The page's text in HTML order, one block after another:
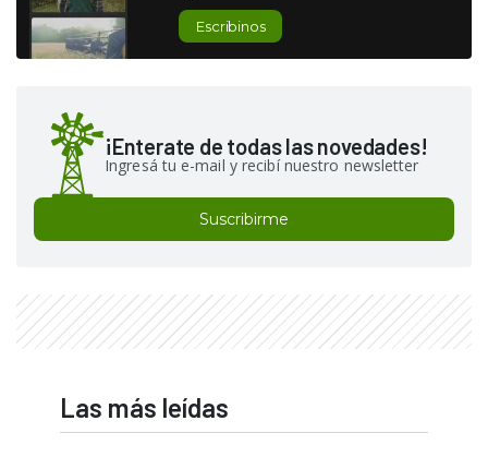
Escribinos
¡Enterate de todas las novedades!
Ingresá tu e-mail y recibí nuestro newsletter
Suscribirme
Las más leídas